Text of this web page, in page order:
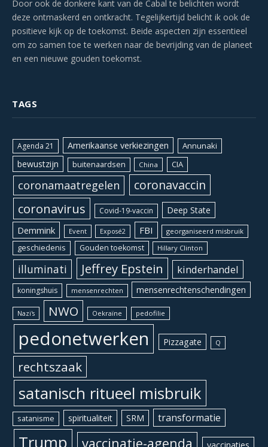
Door ook de donkere kant van de Cabal te belichten wordt
deze ontmaskerd en ontkracht. Tegelijkertijd belicht ik ook de
positieve kijk op de toekomst. Beide aspecten zijn essentieel
om zo samen toe te werken naar de bevrijding van de planeet
en een nieuwe gouden toekomst.
TAGS
Agenda 21 Amerikaanse verkiezingen Annunaki
bewustzijn buitenaardsen China CIA
coronamaatregelen coronavaccin
coronavirus Covid-19-vaccin Deep State
Demmink Event Exposé2 FBI georganiseerd misbruik
geschiedenis Gouden toekomst Hillary Clinton
illuminati Jeffrey Epstein kinderhandel
koningshuis mensenrechten mensenrechtenschendingen
Nazi's NWO Oekraïne pedofilie
pedonetwerken Pizzagate Q
rechtszaak
satanisch ritueel misbruik
satanisme spiritualiteit SRM transformatie
Trump vaccinatie-agenda vaccinaties